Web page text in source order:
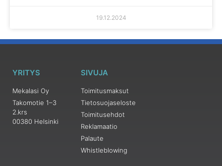
19.12.2024
YRITYS
Mekalasi Oy
Takomotie 1–3
2.krs
00380 Helsinki
SIVUJA
Toimitusmaksut
Tietosuojaseloste
Toimitusehdot
Reklamaatio
Palaute
Whistleblowing